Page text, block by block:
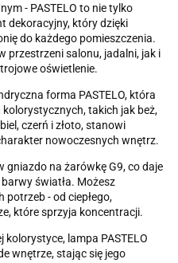
- PASTELO to nie tylko
dekoracyjny, który dzięki
do każdego pomieszczenia.
przestrzeni salonu, jadalni, jak i
oświetlenie.
forma PASTELO, która
takich jak beż,
czerń i złoto, stanowi
nowoczesnych wnętrz.
gniazdo na żarówkę G9, co daje
światła. Możesz
- od ciepłego,
które sprzyja koncentracji.
lampa PASTELO
wnętrze, stając się jego